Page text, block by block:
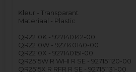
Kleur - Transparant
Materiaal - Plastic
QR2210K - 927140142-00
QR2210W - 927140140-00
QR2210X - 927140151-00
QR2515W R WHI R SE - 927151120-00
QR2515X R RFR R SE - 927151131-00